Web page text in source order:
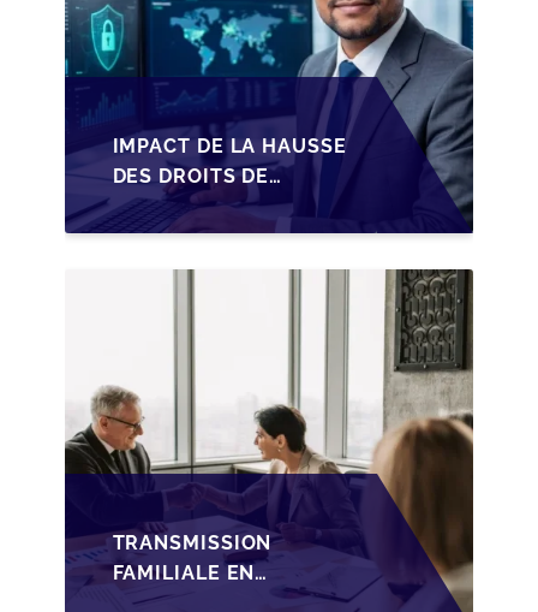
IMPACT DE LA HAUSSE
DES DROITS DE
SUCCESSION EN
WALLONIE SUR LA
TRANSMISSION
TRANSMISSION
FAMILIALE EN
WALLONIE :